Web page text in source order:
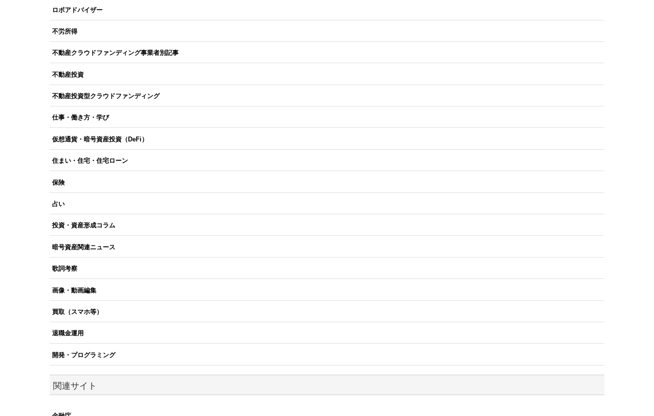
ロボアドバイザー
不労所得
不動産クラウドファンディング事業者別記事
不動産投資
不動産投資型クラウドファンディング
仕事・働き方・学び
仮想通貨・暗号資産投資（DeFi）
住まい・住宅・住宅ローン
保険
占い
投資・資産形成コラム
暗号資産関連ニュース
歌詞考察
画像・動画編集
買取（スマホ等）
退職金運用
開発・プログラミング
関連サイト